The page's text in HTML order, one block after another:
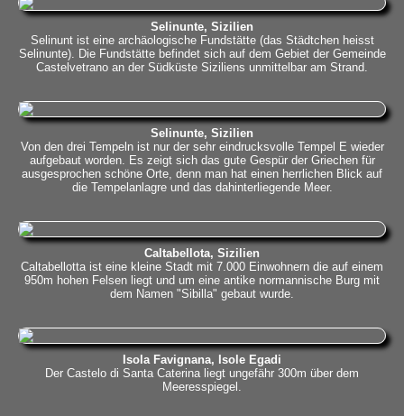
Selinunte, Sizilien
Selinunt ist eine archäologische Fundstätte (das Städtchen heisst
Selinunte). Die Fundstätte befindet sich auf dem Gebiet der Gemeinde
Castelvetrano an der Südküste Siziliens unmittelbar am Strand.
Selinunte, Sizilien
Von den drei Tempeln ist nur der sehr eindrucksvolle Tempel E wieder
aufgebaut worden. Es zeigt sich das gute Gespür der Griechen für
ausgesprochen schöne Orte, denn man hat einen herrlichen Blick auf
die Tempelanlagre und das dahinterliegende Meer.
Caltabellota, Sizilien
Caltabellotta ist eine kleine Stadt mit 7.000 Einwohnern die auf einem
950m hohen Felsen liegt und um eine antike normannische Burg mit
dem Namen "Sibilla" gebaut wurde.
Isola Favignana, Isole Egadi
Der Castelo di Santa Caterina liegt ungefähr 300m über dem
Meeresspiegel.